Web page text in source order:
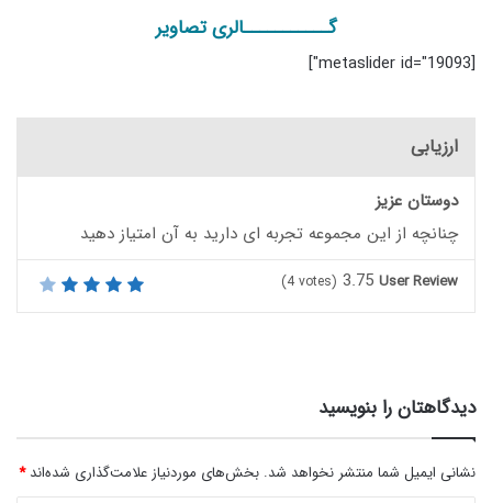
گـــــــــــالری تصاویر
[metaslider id="19093"]
ارزیابی
دوستان عزیز
چنانچه از این مجموعه تجربه ای دارید به آن امتیاز دهید
User Review
3.75
(4 votes)
دیدگاهتان را بنویسید
نشانی ایمیل شما منتشر نخواهد شد. بخش‌های موردنیاز علامت‌گذاری شده‌اند*